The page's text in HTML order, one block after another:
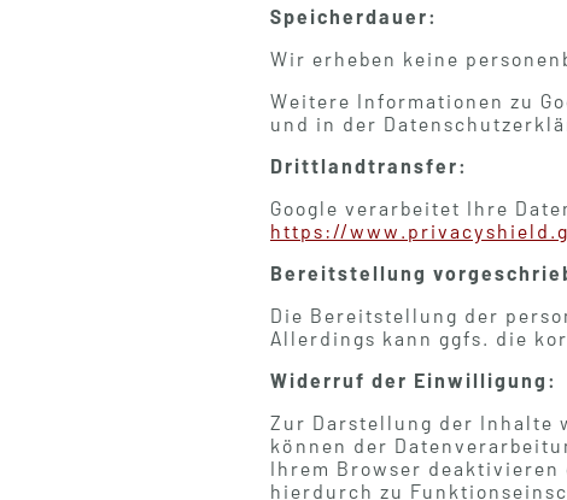
Speicherdauer:
Wir erheben keine
Weitere Informationen zu
und in der
Drittlandtransfer:
Google verarbeitet Ihre
https://
Bereitstellung
Die Bereitstellung der
Allerdings kann ggfs. die
Widerruf der Einwilligung:
Zur Darstellung der Inhalte
können der
Ihrem Browser
hierdurch zu